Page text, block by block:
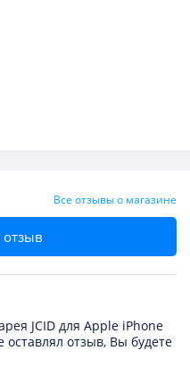
Все отзывы о магазине
отзыв
JCID для Apple iPhone
отзыв, Вы будете